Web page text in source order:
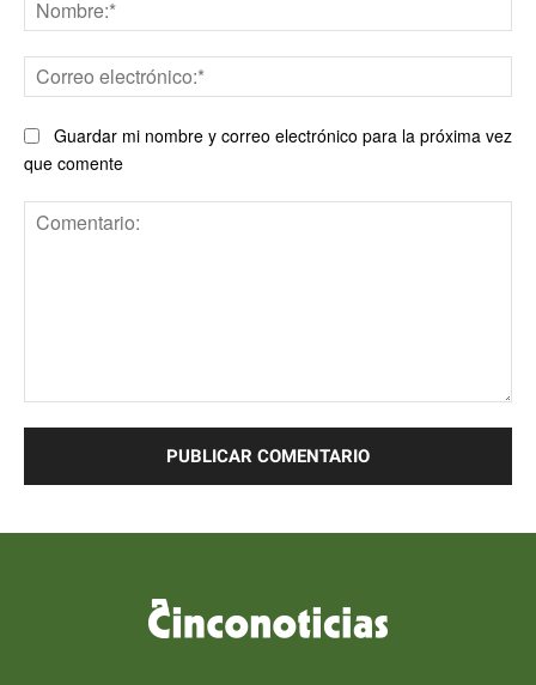
Guardar mi nombre y correo electrónico para la próxima vez
que comente